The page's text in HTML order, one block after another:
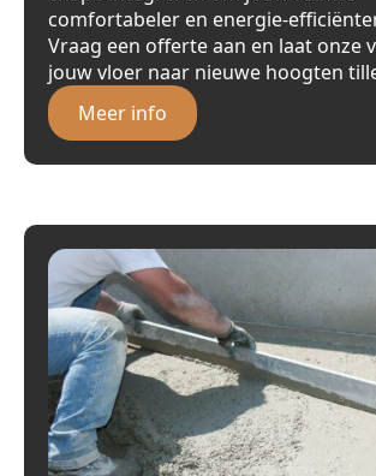
comfortabeler en energie-
Vraag een offerte aan en laat onze
jouw vloer naar nieuwe hoogten
Meer info